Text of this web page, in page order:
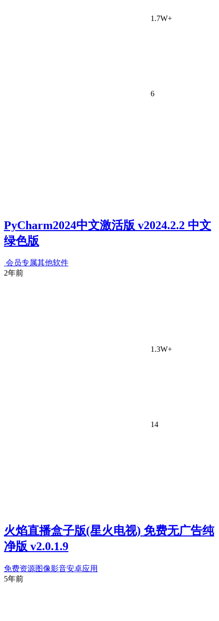
1.7W+
6
PyCharm2024中文激活版 v2024.2.2 中文
绿色版
会员专属其他软件
2年前
1.3W+
14
火焰直播盒子版(星火电视) 免费无广告纯
净版 v2.0.1.9
免费资源图像影音安卓应用
5年前